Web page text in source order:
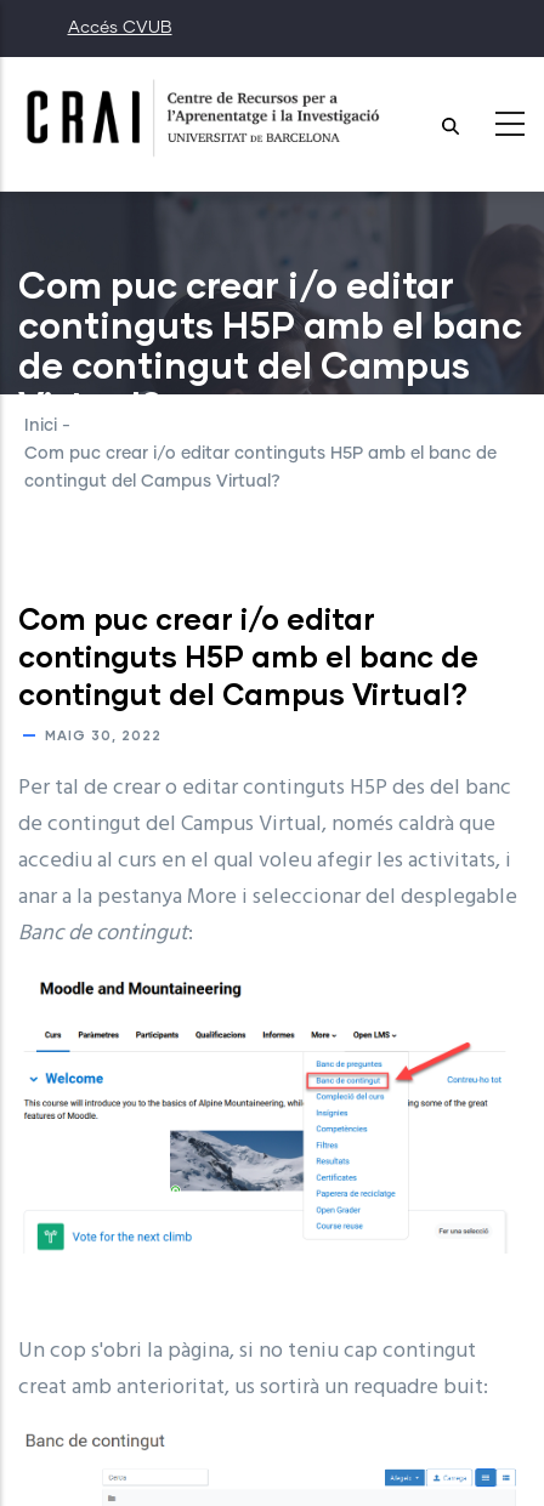
al
contingut
Accés CVUB
Com puc crear i/o editar
continguts H5P amb el banc
de contingut del Campus
Virtual?
Inici -
Com puc crear i/o editar continguts H5P amb el banc de
contingut del Campus Virtual?
Com puc crear i/o editar
continguts H5P amb el banc de
contingut del Campus Virtual?
MAIG 30, 2022
Per tal de crear o editar continguts H5P des del banc
de contingut del Campus Virtual, només caldrà que
accediu al curs en el qual voleu afegir les activitats, i
anar a la pestanya More i seleccionar del desplegable
Banc de contingut:
Un cop s'obri la pàgina, si no teniu cap contingut
creat amb anterioritat, us sortirà un requadre buit: